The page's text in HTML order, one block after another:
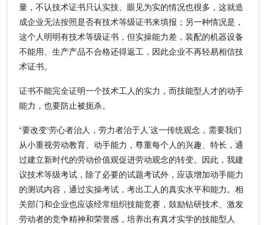
量，不认技术证书只认实技、眼见为实的情况也很多，这就造
成企业无法按照是否有技术等级证书来填报；另一种情况是，
这个人明明有技术等级证书，但实操能力差，装配的机器设备
不能用、生产产品不合格还得返工，因此企业不再轻易相信技
术证书。
证书不能完全证明一个技术工人的实力，而技能型人才的动手
能力，也要防止被扼杀。
“要改变‘劳心者治人，劳力者治于人’这一传统观念，需要我们
从小重视劳动教育、动手能力，尊重每个人的兴趣、特长，通
过建立新时代的劳动价值观促进劳动观念的转变。因此，我建
议技术等级考试，除了必要的试题考试外，应该增加动手能力
的测试内容，通过实操考试，考出工人的真实水平和能力。相
关部门和企业也应该经常组织技能竞赛，鼓励钻研技术、激发
劳动者的竞争精神和荣誉感，培养出有真才实学的技能型人